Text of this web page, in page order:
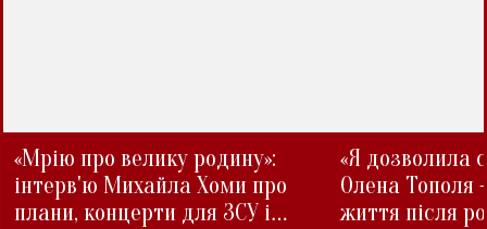
«Мрію про велику родину»:
інтерв'ю Михайла Хоми про
плани, концерти для ЗСУ і
«Я дозволила
Олена Тополя
життя після